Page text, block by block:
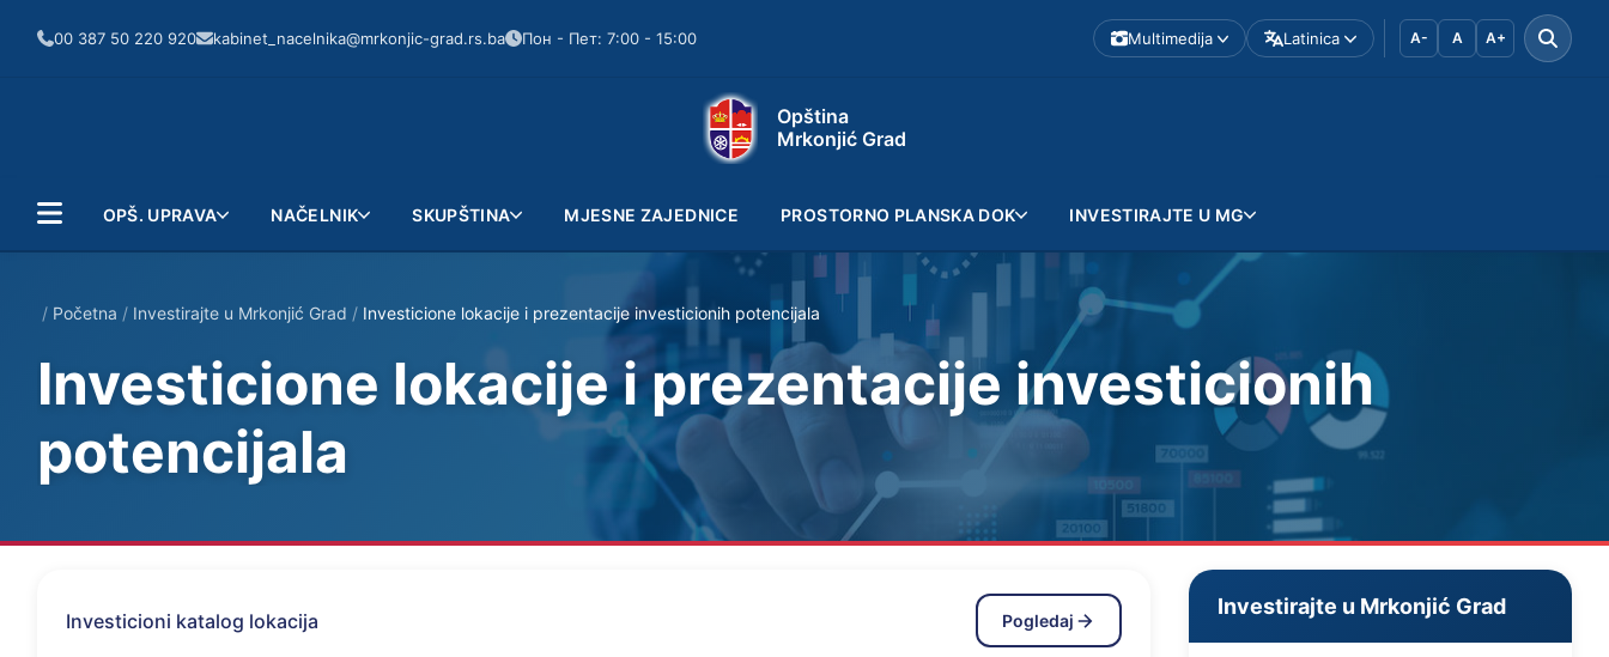
00 387 50 220 920 kabinet_nacelnika@mrkonjic-grad.rs.ba Пон - Пет: 7:00 - 15:00 Multimedija Latinica A- A A+
Opština
Mrkonjić Grad
OPŠ. UPRAVA NAČELNIK SKUPŠTINA MJESNE ZAJEDNICE PROSTORNO PLANSKA DOK INVESTIRAJTE U MG
/ Početna / Investirajte u Mrkonjić Grad / Investicione lokacije i prezentacije investicionih potencijala
Investicione lokacije i prezentacije investicionih
potencijala
Investicioni katalog lokacija Pogledaj
Investirajte u Mrkonjić Grad